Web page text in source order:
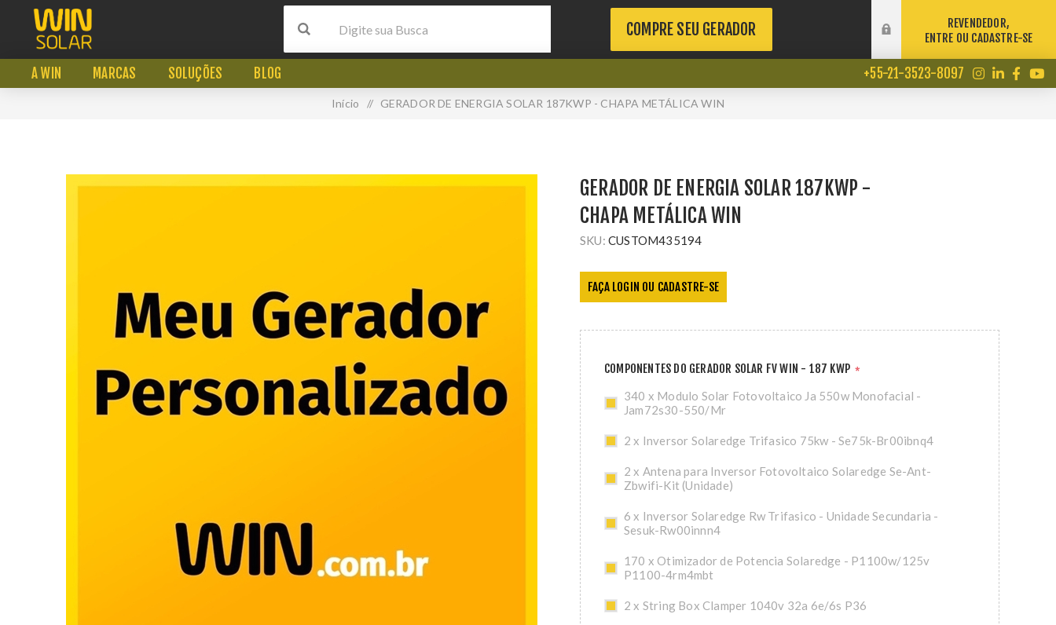
COMPRE SEU GERADOR
REVENDEDOR,
ENTRE OU CADASTRE-SE
A WIN MARCAS SOLUÇÕES BLOG +55-21-3523-8097
Início / GERADOR DE ENERGIA SOLAR 187KWP - CHAPA METÁLICA WIN
GERADOR DE ENERGIA SOLAR 187KWP -
CHAPA METÁLICA WIN
SKU: CUSTOM435194
FAÇA LOGIN OU CADASTRE-SE
COMPONENTES DO GERADOR SOLAR FV WIN - 187 KWP *
340 x Modulo Solar Fotovoltaico Ja 550w Monofacial -
Jam72s30-550/Mr
2 x Inversor Solaredge Trifasico 75kw - Se75k-Br00ibnq4
2 x Antena para Inversor Fotovoltaico Solaredge Se-Ant-
Zbwifi-Kit (Unidade)
6 x Inversor Solaredge Rw Trifasico - Unidade Secundaria -
Sesuk-Rw00innn4
170 x Otimizador de Potencia Solaredge - P1100w/125v
P1100-4rm4mbt
2 x String Box Clamper 1040v 32a 6e/6s P36